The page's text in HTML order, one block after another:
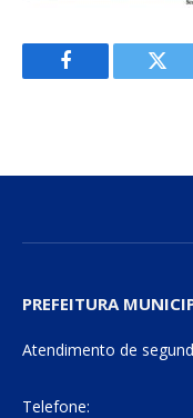
Facebook
PREFEITURA
Atendimento de
Telefone: